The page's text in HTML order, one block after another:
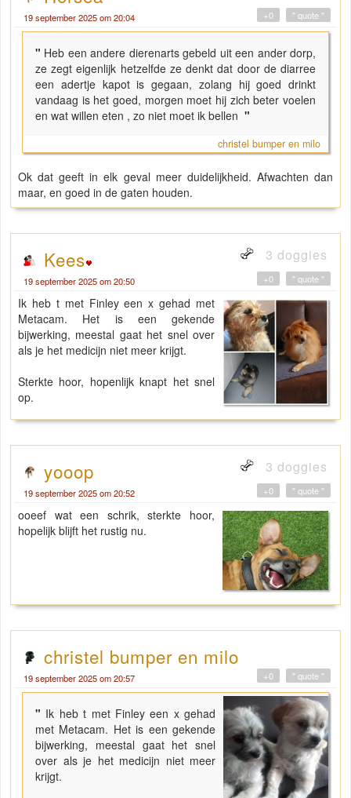
19 september 2025 om 20:04 " quote "
+0
" Heb een andere dierenarts gebeld uit een ander dorp,
ze zegt eigenlijk hetzelfde ze denkt dat door de diarree
een adertje kapot is gegaan, zolang hij goed drinkt
vandaag is het goed, morgen moet hij zich beter voelen
en wat willen eten , zo niet moet ik bellen "
christel bumper en milo
Ok dat geeft in elk geval meer duidelijkheid. Afwachten dan
maar, en goed in de gaten houden.
Kees 3 doggies
19 september 2025 om 20:50 " quote "
+0
Ik heb t met Finley een x gehad met
Metacam. Het is een gekende
bijwerking, meestal gaat het snel over
als je het medicijn niet meer krijgt.
Sterkte hoor, hopenlijk knapt het snel
op.
yooop 3 doggies
19 september 2025 om 20:52 " quote "
+0
ooeef wat een schrik, sterkte hoor,
hopelijk blijft het rustig nu.
christel bumper en milo
19 september 2025 om 20:57 " quote "
+0
" Ik heb t met Finley een x gehad
met Metacam. Het is een gekende
bijwerking, meestal gaat het snel
over als je het medicijn niet meer
krijgt.